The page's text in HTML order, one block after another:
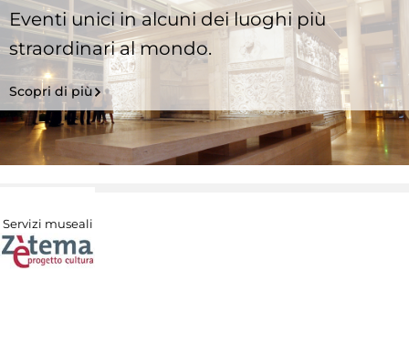
Eventi unici in alcuni dei luoghi più
straordinari al mondo.
Scopri di più
Servizi museali